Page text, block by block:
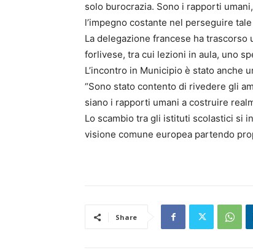
solo burocrazia. Sono i rapporti
l’impegno costante nel perseguire
La delegazione francese ha
forlivese, tra cui lezioni in aula, uno
L’incontro in Municipio è stato anche
“Sono stato contento di rivedere gli
siano i rapporti umani a costruire
Lo scambio tra gli istituti scolastici si
visione comune europea partendo
Share